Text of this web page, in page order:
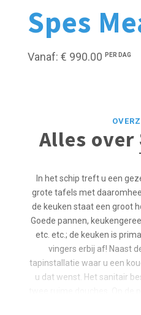
Spes
Vanaf: € 990.00 PER DAG
Alles over
In het schip treft u een
grote tafels met
de keuken staat een groot
Goede pannen,
etc. etc.; de keuken is
vingers erbij af! Naast
tapinstallatie waar u een
u dat wenst. Het sanitair